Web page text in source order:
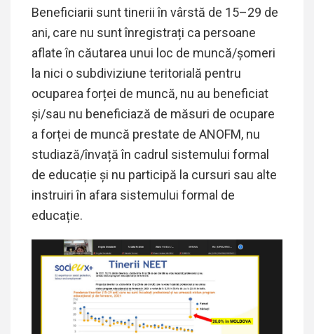
Beneficiarii sunt tinerii în vârstă de 15–29 de
ani, care nu sunt înregistrați ca persoane
aflate în căutarea unui loc de muncă/șomeri
la nici o subdiviziune teritorială pentru
ocuparea forței de muncă, nu au beneficiat
și/sau nu beneficiază de măsuri de ocupare
a forței de muncă prestate de ANOFM, nu
studiază/învață în cadrul sistemului formal
de educație și nu participă la cursuri sau alte
instruiri în afara sistemului formal de
educație.